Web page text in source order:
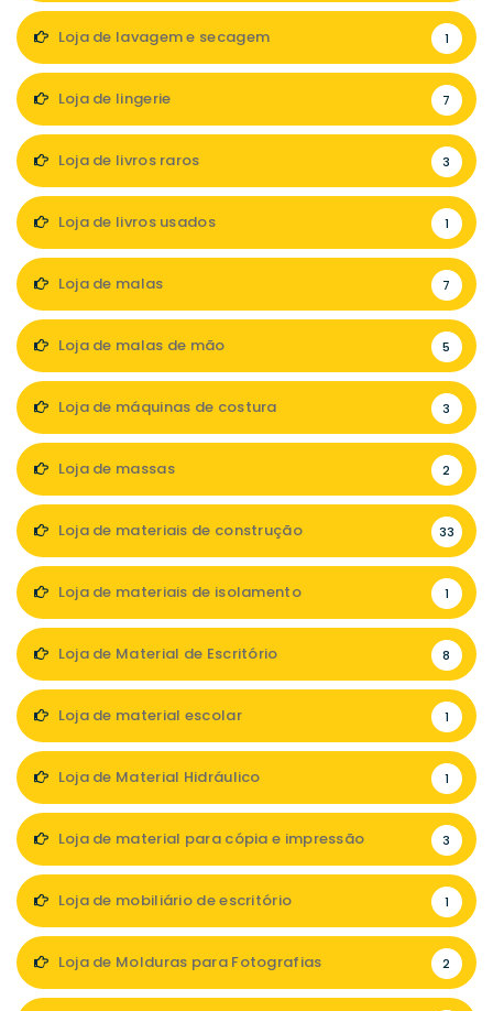
Loja de lavagem e secagem 1
Loja de lingerie 7
Loja de livros raros 3
Loja de livros usados 1
Loja de malas 7
Loja de malas de mão 5
Loja de máquinas de costura 3
Loja de massas 2
Loja de materiais de construção 33
Loja de materiais de isolamento 1
Loja de Material de Escritório 8
Loja de material escolar 1
Loja de Material Hidráulico 1
Loja de material para cópia e impressão 3
Loja de mobiliário de escritório 1
Loja de Molduras para Fotografias 2